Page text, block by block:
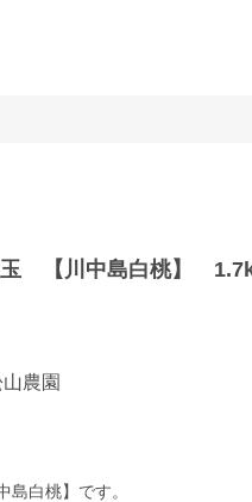
【川中島白桃】
農園
島白桃】です。